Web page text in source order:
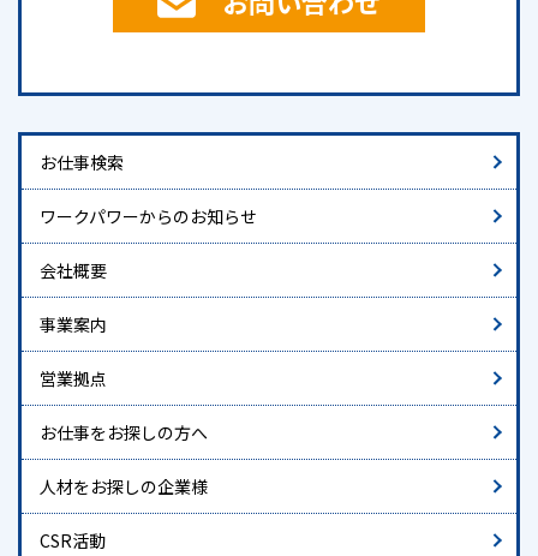
お仕事検索
ワークパワーからのお知らせ
会社概要
事業案内
営業拠点
お仕事をお探しの方へ
人材をお探しの企業様
CSR活動